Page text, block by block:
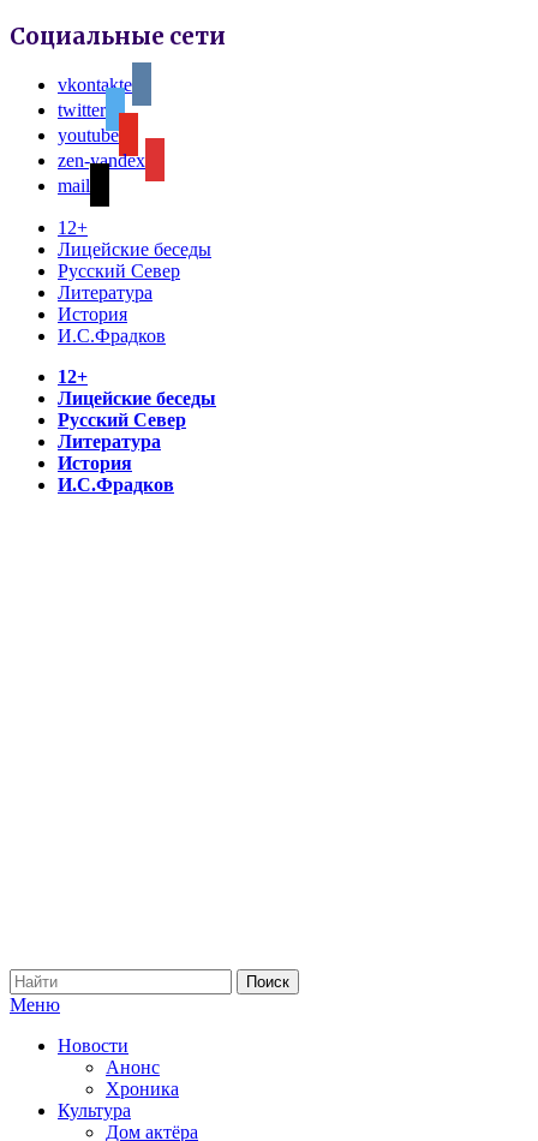
Социальные сети
vkontakte
twitter
youtube
zen-yandex
mail
12+
Лицейские беседы
Русский Север
Литература
История
И.С.Фрадков
12+
Лицейские беседы
Русский Север
Литература
История
И.С.Фрадков
Меню
Новости
Анонс
Хроника
Культура
Дом актёра